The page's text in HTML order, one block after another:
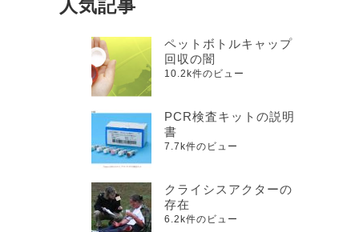
人気記事
ペットボトルキャップ
回収の闇
10.2k件のビュー
PCR検査キットの説明
書
7.7k件のビュー
クライシスアクターの
存在
6.2k件のビュー